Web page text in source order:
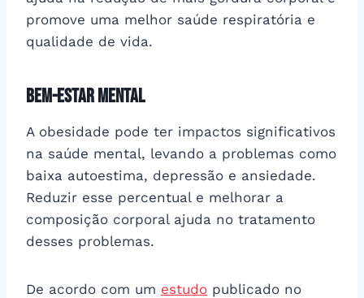
promove uma melhor saúde respiratória e
qualidade de vida.
Bem-estar mental
A obesidade pode ter impactos significativos
na saúde mental, levando a problemas como
baixa autoestima, depressão e ansiedade.
Reduzir esse percentual e melhorar a
composição corporal ajuda no tratamento
desses problemas.
De acordo com um estudo publicado no